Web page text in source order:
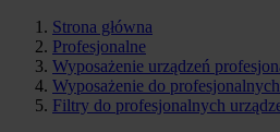
Strona główna
Profesjonalne
Wyposażenie urządzeń
Wyposażenie do
Filtry do profesjonalnych